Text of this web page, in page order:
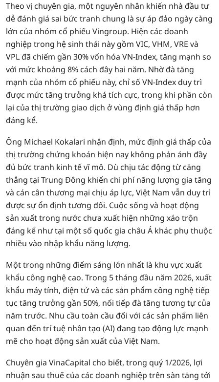
Theo vị chuyên gia, một nguyên nhân khiến nhà đầu tư
dễ đánh giá sai bức tranh chung là sự áp đảo ngày càng
lớn của nhóm cổ phiếu Vingroup. Hiện các doanh
nghiệp trong hệ sinh thái này gồm VIC, VHM, VRE và
VPL đã chiếm gần 30% vốn hóa VN-Index, tăng mạnh so
với mức khoảng 8% cách đây hai năm. Nhờ đà tăng
mạnh của nhóm cổ phiếu này, chỉ số VN-Index duy trì
được mức tăng trưởng khá tích cực, trong khi phần còn
lại của thị trường giao dịch ở vùng định giá thấp hơn
đáng kể.
Ông Michael Kokalari nhận định, mức định giá thấp của
thị trường chứng khoán hiện nay không phản ánh đầy
đủ bức tranh kinh tế vĩ mô. Dù chịu tác động từ căng
thẳng tại Trung Đông khiến chi phí năng lượng gia tăng
và cán cân thương mại chịu áp lực, Việt Nam vẫn duy trì
được sự ổn định tương đối. Cuộc sống và hoạt động
sản xuất trong nước chưa xuất hiện những xáo trộn
đáng kể như tại một số quốc gia châu Á khác phụ thuộc
nhiều vào nhập khẩu năng lượng.
Một trong những điểm sáng lớn nhất là khu vực xuất
khẩu công nghệ cao. Trong 5 tháng đầu năm 2026, xuất
khẩu máy tính, điện tử và các sản phẩm công nghệ tiếp
tục tăng trưởng gần 50%, nối tiếp đà tăng tương tự của
năm trước. Nhu cầu toàn cầu đối với các sản phẩm liên
quan đến trí tuệ nhân tạo (AI) đang tạo động lực mạnh
mẽ cho hoạt động sản xuất của Việt Nam.
Chuyên gia VinaCapital cho biết, trong quý 1/2026, lợi
nhuận sau thuế của các doanh nghiệp trên sàn tăng tới